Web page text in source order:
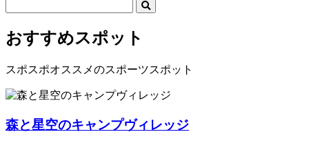
おすすめスポット
スポスポオススメのスポーツスポット
森と星空のキャンプヴィレッジ